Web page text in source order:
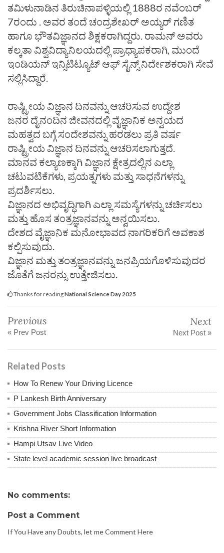
ತಮಿಳುನಾಡಿನ ತಿರುಚಿನಾಪಳ್ಳಿಯಲ್ಲಿ 1888ರ ನವೆಂಬರ್‌
7ರಂದು . ಅವರ ತಂದೆ ಚಂದ್ರಶೇಖರ್‌ ಅಯ್ಯರ್‌ ಗಣಿತ
ಹಾಗೂ ಭೌತವಿಜ್ಞಾನದ ಶಿಕ್ಷಕರಾಗಿದ್ದರು. ರಾಮನ್‌ ಅವರು
ಕಲ್ಕತಾ ವಿಶ್ವವಿದ್ಯಾನಿಲಯದಲ್ಲಿ ಪ್ರಾಧ್ಯಾಪಕರಾಗಿ, ಮುಂದೆ
ಇಂಡಿಯನ್‌ ಇನ್ಸಿಟಿಟ್ಯೂಟ್‌ ಆಫ್‌ ಸೈನ್ಸ್‌ ನಿರ್ದೇಶಕರಾಗಿ ಸೇವೆ
ಸಲ್ಲಿಸಿದ್ದಾರೆ.
ರಾಷ್ಟ್ರೀಯ ವಿಜ್ಞಾನ ದಿನವನ್ನು ಆಚರಿಸುವ ಉದ್ದೇಶ
ಜನರ ದೈನಂದಿನ ಜೀವನದಲ್ಲಿ ವೈಜ್ಞಾನಿಕ ಅನ್ವಯದ
ಮಹತ್ವದ ಬಗ್ಗೆ ಸಂದೇಶವನ್ನು ಹರಡಲು ಪ್ರತಿ ವರ್ಷ
ರಾಷ್ಟ್ರೀಯ ವಿಜ್ಞಾನ ದಿನವನ್ನು ಆಚರಿಸಲಾಗುತ್ತದೆ.
ಮಾನವ ಕಲ್ಯಾಣಕ್ಕಾಗಿ ವಿಜ್ಞಾನ ಕ್ಷೇತ್ರದಲ್ಲಿನ ಎಲ್ಲಾ
ಚಟುವಟಿಕೆಗಳು, ಪ್ರಯತ್ನಗಳು ಮತ್ತು ಸಾಧನೆಗಳನ್ನು
ಪ್ರದರ್ಶಿಸಲು.
ವಿಜ್ಞಾನದ ಅಭಿವೃದ್ಧಿಗಾಗಿ ಎಲ್ಲಾ ಸಮಸ್ಯೆಗಳನ್ನು ಚರ್ಚಿಸಲು
ಮತ್ತು ಹೊಸ ತಂತ್ರಜ್ಞಾನವನ್ನು ಅನ್ವಯಿಸಲು.
ದೇಶದ ವೈಜ್ಞಾನಿಕ ಮನೋಭಾವದ ನಾಗರಿಕರಿಗೆ ಅವಕಾಶ
ಕಲ್ಪಿಸುವುದು.
ವಿಜ್ಞಾನ ಮತ್ತು ತಂತ್ರಜ್ಞಾನವನ್ನು ಜನಪ್ರಿಯಗೊಳಿಸುವುದರ
ಜೊತೆಗೆ ಜನರನ್ನು ಉತ್ತೇಜಿಸಲು.
Thanks for readingNational Science Day 2025
Previous
« Prev Post
Next
Next Post »
Related Posts
How To Renew Your Driving Licence
P Lankesh Birth Anniversary
Government Jobs Classification Information
Krishna River Short Information
Hampi Utsav Live Video
State level academic session live broadcast
No comments:
Post a Comment
If You Have any Doubts, let me Comment Here